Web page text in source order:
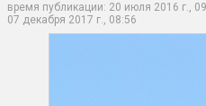
время публикации: 20 июля 2016 г.,
07 декабря 2017 г., 08:56